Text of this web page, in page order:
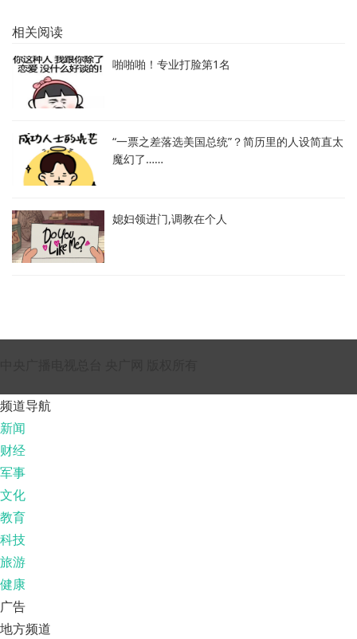
相关阅读
啪啪啪！专业打脸第1名
“一票之差落选美国总统”？简历里的人设简直太
魔幻了……
媳妇领进门,调教在个人
频道导航
新闻
财经
军事
文化
教育
科技
旅游
健康
广告
地方频道